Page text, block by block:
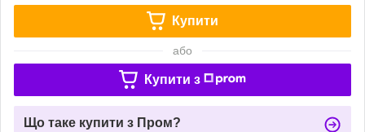
Купити
або
Купити з
Що таке купити з Пром?